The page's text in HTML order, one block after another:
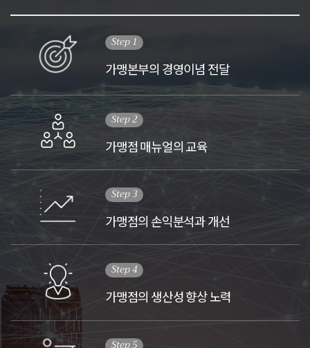
Step 1
가맹본부의 경영이념 전달
Step 2
가맹점 매뉴얼의 교육
Step 3
가맹점의 손익분석과 개선
Step 4
가맹점의 생산성 향상 노력